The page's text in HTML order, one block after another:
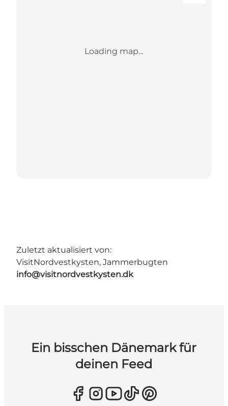
Loading map...
Zuletzt aktualisiert von:
VisitNordvestkysten, Jammerbugten
info@visitnordvestkysten.dk
Ein bisschen Dänemark für
deinen Feed